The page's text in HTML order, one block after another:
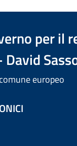
per il
europeo